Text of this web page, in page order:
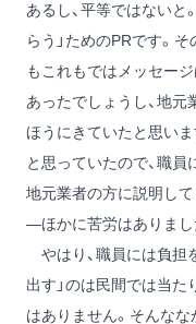
あるし、平等ではないと
らう」ためのPRです。
もこれもではメッセー
あったでしょうし、地
ほうにきていたと思いま
と思っていたので、職員
地元業者の方に説明して
―ほかに苦労はありまし
やはり、職員には負担
出す」のは民間では当た
はありません。そんなな